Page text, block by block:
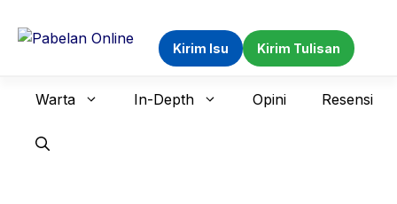
Kirim Isu Kirim Tulisan
Warta In-Depth Opini Resensi